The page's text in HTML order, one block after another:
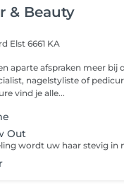
& Beauty
Elst 6661 KA
aparte afspraken meer bij
nagelstyliste of
vind je alle...
Out